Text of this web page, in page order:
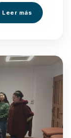
Leer más